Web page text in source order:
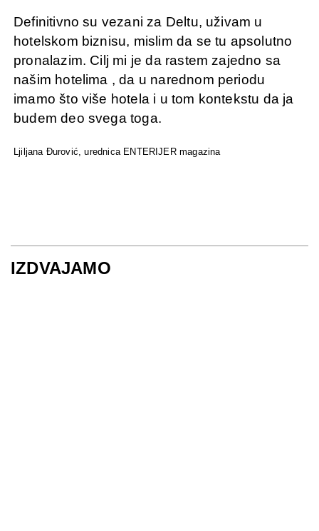
Definitivno su vezani za Deltu, uživam u
hotelskom biznisu, mislim da se tu apsolutno
pronalazim. Cilj mi je da rastem zajedno sa
našim hotelima , da u narednom periodu
imamo što više hotela i u tom kontekstu da ja
budem deo svega toga.
Ljiljana Đurović, urednica ENTERIJER magazina
IZDVAJAMO